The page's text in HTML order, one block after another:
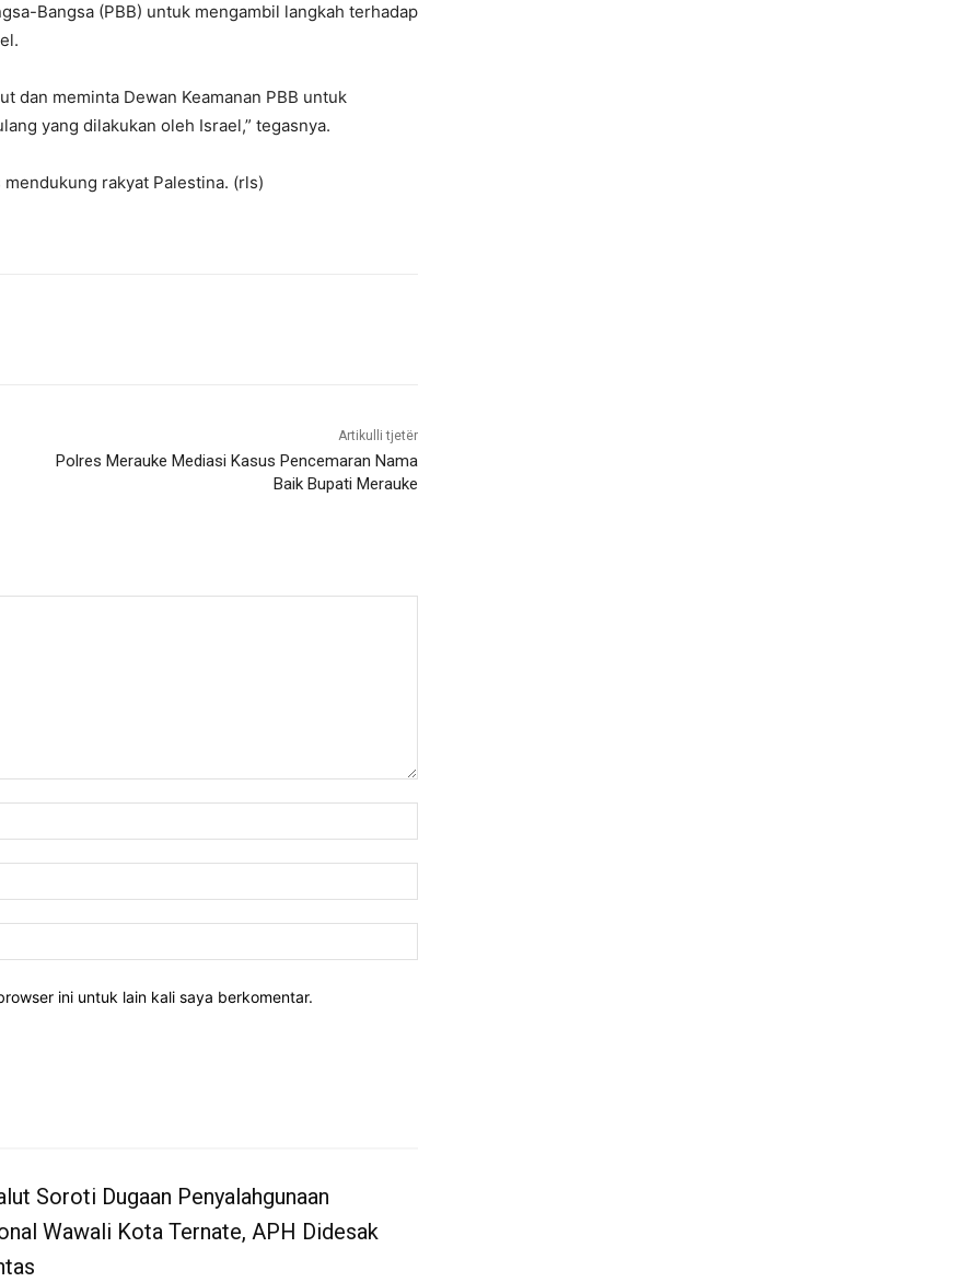
Bangsa (PBB) untuk mengambil langkah terhadap
dan meminta Dewan Keamanan PBB untuk
yang dilakukan oleh Israel,” tegasnya.
rakyat Palestina. (rls)
Artikulli tjetër
Polres Merauke Mediasi Kasus Pencemaran Nama
Baik Bupati Merauke
ini untuk lain kali saya berkomentar.
Soroti Dugaan Penyalahgunaan
Wawali Kota Ternate, APH Didesak